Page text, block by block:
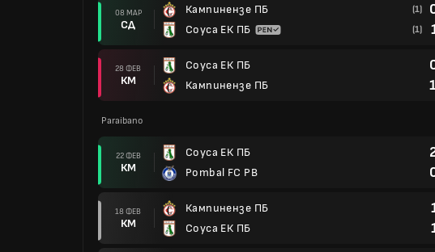
08 МАР
СД
Кампинензе ПБ
Соуса ЕК ПБ
(1)
(1)
28 ФЕВ
КМ
Соуса ЕК ПБ
Кампинензе ПБ
Paraibano
22 ФЕВ
КМ
Соуса ЕК ПБ
Pombal FC PB
18 ФЕВ
КМ
Кампинензе ПБ
Соуса ЕК ПБ